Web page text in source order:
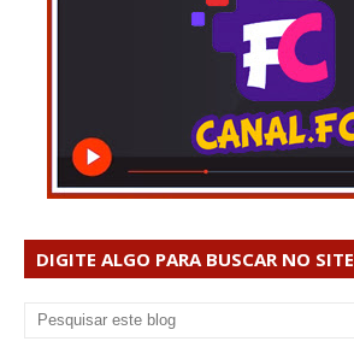
DIGITE ALGO PARA BUSCAR NO SITE